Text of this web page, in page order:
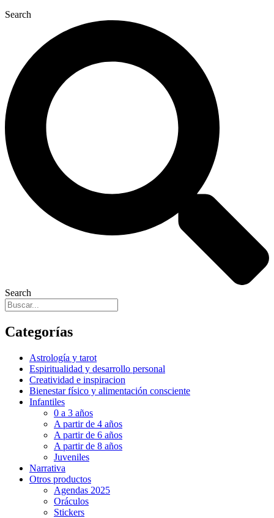
Search
Search
Categorías
Astrología y tarot
Espiritualidad y desarrollo personal
Creatividad e inspiracion
Bienestar físico y alimentación consciente
Infantiles
0 a 3 años
A partir de 4 años
A partir de 6 años
A partir de 8 años
Juveniles
Narrativa
Otros productos
Agendas 2025
Oráculos
Stickers